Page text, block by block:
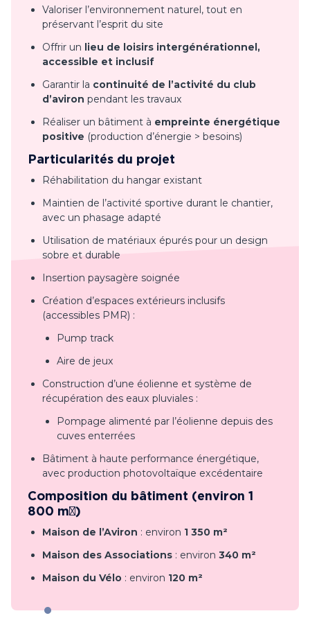
Valoriser l’environnement naturel, tout en
préservant l’esprit du site
Offrir un lieu de loisirs intergénérationnel,
accessible et inclusif
Garantir la continuité de l’activité du club
d’aviron pendant les travaux
Réaliser un bâtiment à empreinte énergétique
positive (production d’énergie > besoins)
Particularités du projet
Réhabilitation du hangar existant
Maintien de l’activité sportive durant le chantier,
avec un phasage adapté
Utilisation de matériaux épurés pour un design
sobre et durable
Insertion paysagère soignée
Création d’espaces extérieurs inclusifs
(accessibles PMR) :
Pump track
Aire de jeux
Construction d’une éolienne et système de
récupération des eaux pluviales :
Pompage alimenté par l’éolienne depuis des
cuves enterrées
Bâtiment à haute performance énergétique,
avec production photovoltaïque excédentaire
Composition du bâtiment (environ 1
800 m²)
Maison de l’Aviron : environ 1 350 m²
Maison des Associations : environ 340 m²
Maison du Vélo : environ 120 m²